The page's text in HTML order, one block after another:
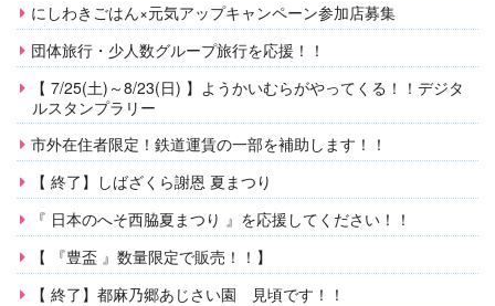
にしわきごはん×元気アップキャンペーン参加店募集
団体旅行・少人数グループ旅行を応援！！
【 7/25(土)～8/23(日) 】ようかいむらがやってくる！！デジタ
ルスタンプラリー
市外在住者限定！鉄道運賃の一部を補助します！！
【 終了】しばざくら謝恩 夏まつり
『 日本のへそ西脇夏まつり 』を応援してください！！
【 『豊盃 』数量限定で販売！！】
【 終了】都麻乃郷あじさい園 見頃です！！